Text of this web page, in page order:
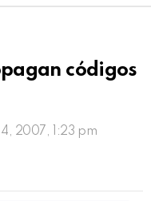
códigos
2007, 1:23 pm